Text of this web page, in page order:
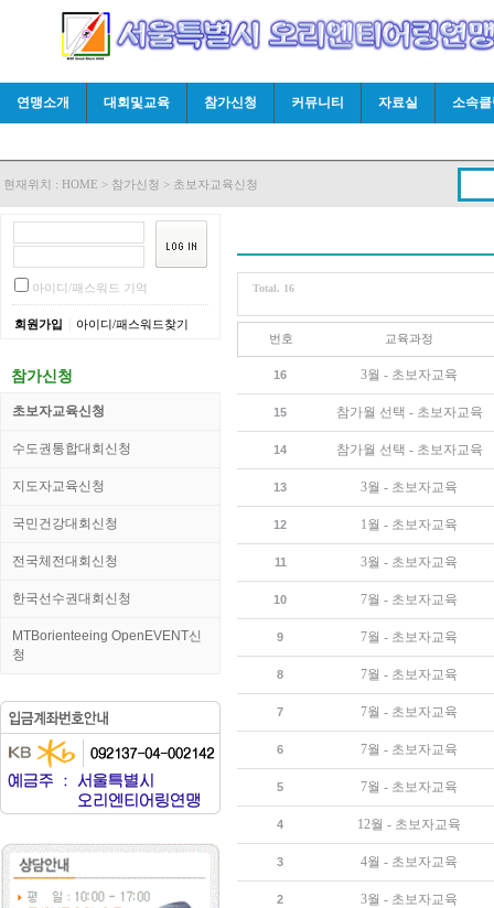
연맹소개 대회및교육 참가신청 커뮤니티 자료실 소속
현재위치 : HOME > 참가신청 > 초보자교육신청
아이디/패스워드 기억
회원가입 아이디/패스워드찾기
참가신청
초보자교육신청
수도권통합대회신청
지도자교육신청
국민건강대회신청
전국체전대회신청
한국선수권대회신청
MTBorienteeing OpenEVENT신
청
Total. 16
번호 교육과정
16 3월 - 초보자교육
15 참가월 선택 - 초보자교육
14 참가월 선택 - 초보자교육
13 3월 - 초보자교육
12 1월 - 초보자교육
11 3월 - 초보자교육
10 7월 - 초보자교육
9 7월 - 초보자교육
8 7월 - 초보자교육
7 7월 - 초보자교육
6 7월 - 초보자교육
5 7월 - 초보자교육
4 12월 - 초보자교육
3 4월 - 초보자교육
2 3월 - 초보자교육